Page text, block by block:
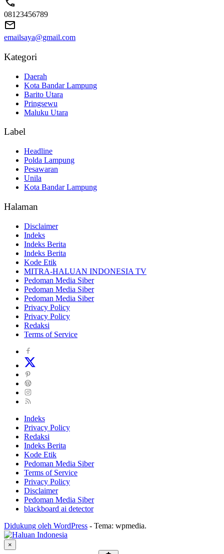
08123456789
emailsaya@gmail.com
Kategori
Daerah
Kota Bandar Lampung
Barito Utara
Pringsewu
Maluku Utara
Label
Headline
Polda Lampung
Pesawaran
Unila
Kota Bandar Lampung
Halaman
Disclaimer
Indeks
Indeks Berita
Indeks Berita
Kode Etik
MITRA-HALUAN INDONESIA TV
Pedoman Media Siber
Pedoman Media Siber
Pedoman Media Siber
Privacy Policy
Privacy Policy
Redaksi
Terms of Service
Indeks
Privacy Policy
Redaksi
Indeks Berita
Kode Etik
Pedoman Media Siber
Terms of Service
Privacy Policy
Disclaimer
Pedoman Media Siber
blackboard ai detector
Didukung oleh WordPress - Tema: wpmedia.
×